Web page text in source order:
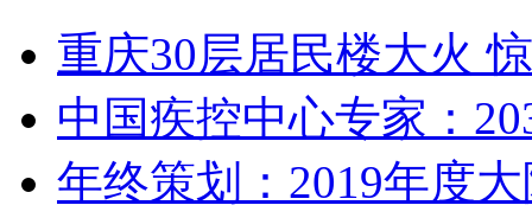
重庆30层居民楼大火
中国疾控中心专家：
年终策划：2019年度